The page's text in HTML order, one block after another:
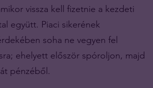
vissza kell fizetnie a kezdeti
együtt. Piaci sikerének
soha ne vegyen fel
ehelyett először spóroljon, majd
pénzéből.